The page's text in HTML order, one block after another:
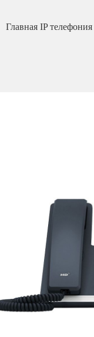
Главная IP телефония